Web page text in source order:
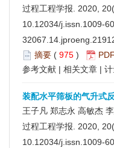
过程工程学报. 2020,
10.12034/j.issn.1009-
摘要 ( 975 ) PDF
参考文献 | 相关文章 |
装配水平筛板的气升式
王子凡 郑志永 高敏杰
过程工程学报. 2020,
10.12034/j.issn.1009-